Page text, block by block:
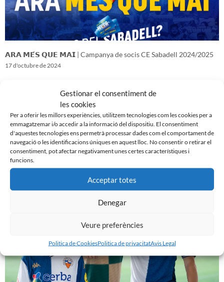
Gestionar el consentiment de
les cookies
Per a oferir les millors experiències, utilitzem tecnologies com les cookies per a
emmagatzemar i/o accedir a la informació del dispositiu. El consentiment
d'aquestes tecnologies ens permetrà processar dades com el comportament de
navegació o les identificacions úniques en aquest lloc. No consentir o retirar el
consentiment, pot afectar negativament unes certes característiques i
funcions.
Acceptar totes
Denegar
Veure preferències
Politica de CookiesPolitica de privacitatAvis Legal
𝗔𝗥𝗔 𝗠𝗘́𝗦 𝗤𝗨𝗘 𝗠𝗔𝗜 | Campanya de socis CE Sabadell 2024/2025
17 d'octubre de 2024
𝑽𝒆𝒏𝒊𝒎 𝒅’𝒖𝒏𝒂 𝒈𝒓𝒂𝒏 𝒃𝒂𝒕𝒂𝒍𝒍𝒂…𝒊 𝒂𝒏𝒆𝒎 𝒂 𝒑𝒆𝒓 𝒍𝒂 𝒔𝒆𝒈𝒖̈𝒆𝒏𝒕